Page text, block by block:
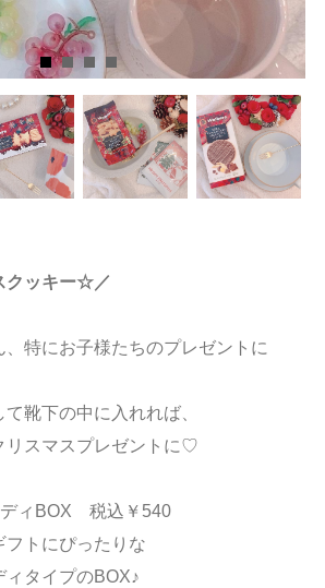
クッキー☆／
特にお子様たちのプレゼントに
靴下の中に入れれば、
リスマスプレゼントに♡
ィBOX 税込￥540
フトにぴったりな
タイプのBOX♪